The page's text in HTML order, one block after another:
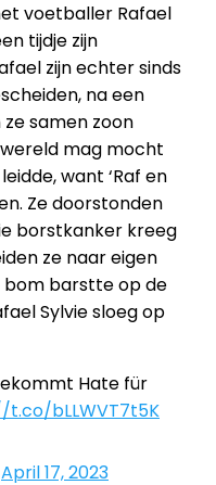
voetballer Rafael
tijdje zijn
zijn echter sinds
na een
samen zoon
mag mocht
want ‘Raf en
Ze doorstonden
borstkanker kreeg
ze naar eigen
bom barstte op de
Sylvie sloeg op
Hate für
bLLWVT7t5K
April 17, 2023